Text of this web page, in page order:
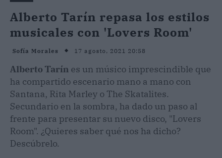
Alberto Tarín repasa los estilos
musicales con 'Lovers Room'
Sofía Morales 17 agosto, 2021 20:58
Alberto Tarín es un músico imprescindible que
ha compartido escenario mano a mano con
Santana, Rita Marley o The Skatalites.
Secundario en la sombra, ha dado un paso al
frente para presentar su nuevo disco, "Lovers
Room". ¿Quieres saber qué nos ha dicho?
Descúbrelo.